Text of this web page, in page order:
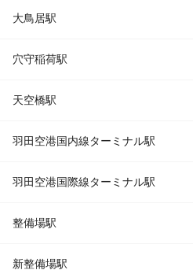
大鳥居駅
穴守稲荷駅
天空橋駅
羽田空港国内線ターミナル駅
羽田空港国際線ターミナル駅
整備場駅
新整備場駅